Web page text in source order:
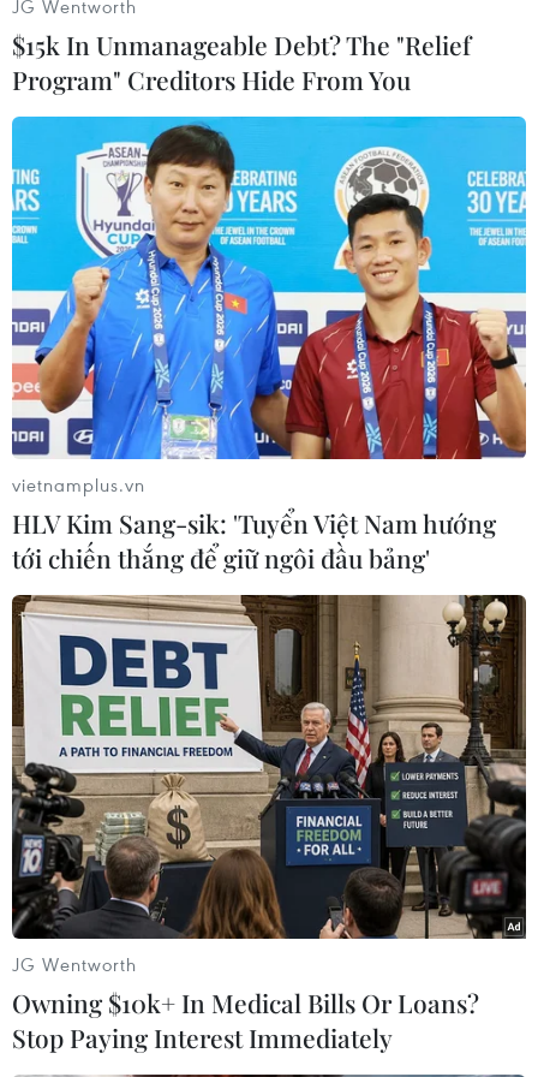
Biaksangzuala chia sẻ./.
(Vietnam+)
#Ấn Độ
#Mizoram Premier League
#Bethlehem Vengthlang
#Miroslav Klose
#Ăn mừng Ấn Độ
Theo dõi VietnamPlus
TIN LIÊN QUAN
JG Wentworth
$15k In Unmanageable Debt? The "Relief
Program" Creditors Hide From You
vietnamplus.vn
HLV Kim Sang-sik: 'Tuyển Việt Nam hướng
tới chiến thắng để giữ ngôi đầu bảng'
JG Wentworth
Owning $10k+ In Medical Bills Or Loans?
Stop Paying Interest Immediately